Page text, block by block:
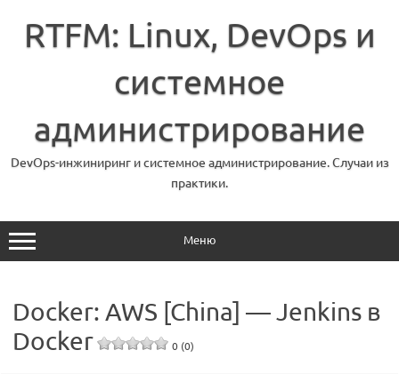
содержимому
RTFM: Linux, DevOps и
системное
администрирование
DevOps-инжиниринг и системное администрирование. Случаи из
практики.
Меню
Docker: AWS [China] — Jenkins в
Docker
0 (0)